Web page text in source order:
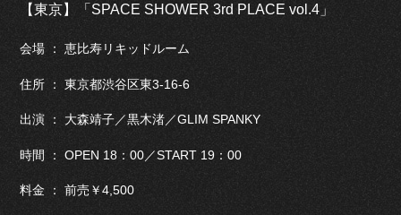
【東京】「SPACE SHOWER 3rd PLACE vol.4」
会場 ： 恵比寿リキッドルーム
住所 ： 東京都渋谷区東3-16-6
出演 ： 大森靖子／黒木渚／GLIM SPANKY
時間 ： OPEN 18：00／START 19：00
料金 ： 前売￥4,500